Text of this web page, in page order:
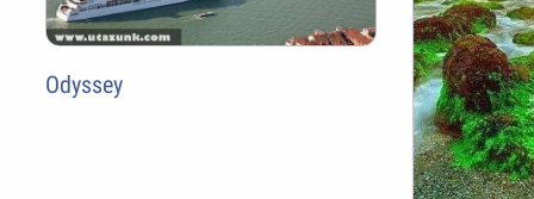
Odyssey